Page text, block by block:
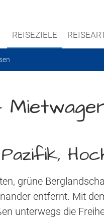
REISEZIELE
grüne
entfernt. Mit
unterwegs die